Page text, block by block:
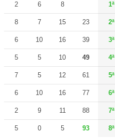
2 6 8 1ª
8 7 15 23 2ª
6 10 16 39 3ª
5 5 10 49 4ª
7 5 12 61 5ª
6 10 16 77 6ª
2 9 11 88 7ª
5 0 5 93 8ª